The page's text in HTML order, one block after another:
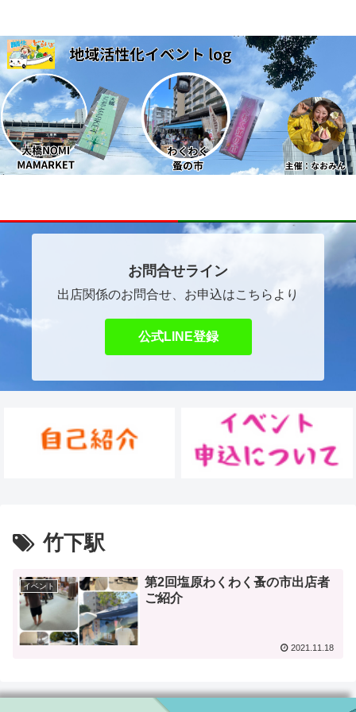
お問合せライン
出店関係のお問合せ、お申込はこちらより
公式LINE登録
竹下駅
イベント
第2回塩原わくわく蚤の市出店者
ご紹介
2021.11.18